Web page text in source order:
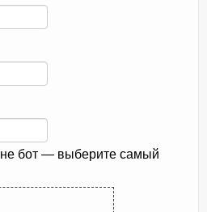
бот — выберите самый